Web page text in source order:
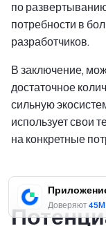
Доверяют45M
по
потребности в
разработчиков.
В заключение,
достаточное
сильную
использует свои
на конкретные